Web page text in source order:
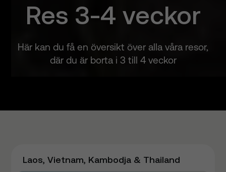
Res 3-4 veckor
Här kan du få en översikt över alla våra resor,
där du är borta i 3 till 4 veckor
Laos, Vietnam, Kambodja & Thailand